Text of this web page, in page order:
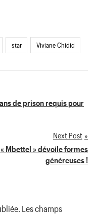
star Viviane Chidid
de prison requis pour
Next Post
Mbettel » dévoile formes
généreuses !
Les champs